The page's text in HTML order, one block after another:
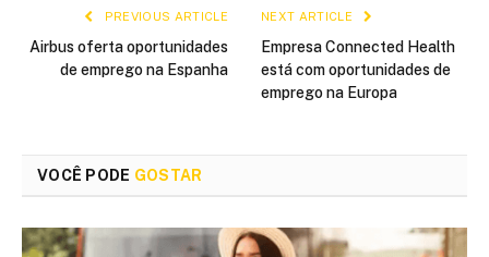
PREVIOUS ARTICLE
Airbus oferta oportunidades
de emprego na Espanha
NEXT ARTICLE
Empresa Connected Health
está com oportunidades de
emprego na Europa
VOCÊ PODE GOSTAR